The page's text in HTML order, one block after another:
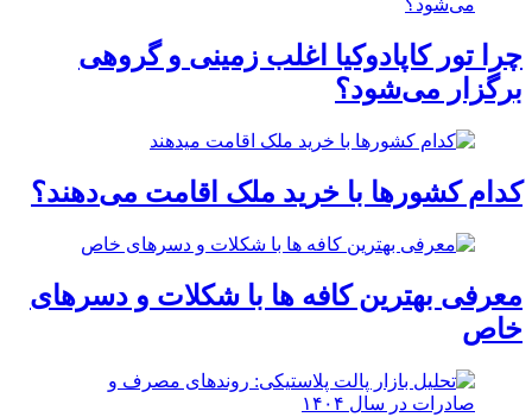
چرا تور کاپادوکیا اغلب زمینی و گروهی
برگزار می‌شود؟
کدام کشورها با خرید ملک اقامت می‌دهند؟
معرفی بهترین کافه ها با شکلات و دسرهای
خاص